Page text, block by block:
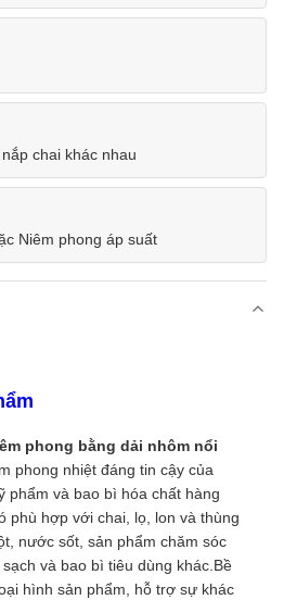
chai khác nhau
Niêm phong áp suất
phong bằng dải nhôm nổi
phong nhiệt đáng tin cậy của
phẩm và bao bì hóa chất hàng
phù hợp với chai, lọ, lon và thùng
nước sốt, sản phẩm chăm sóc
và bao bì tiêu dùng khác.Bề
hình sản phẩm, hỗ trợ sự khác